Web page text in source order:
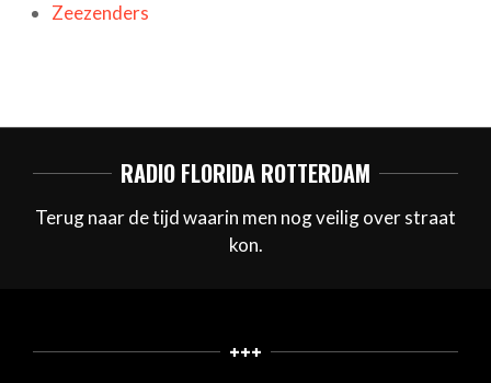
Zeezenders
RADIO FLORIDA ROTTERDAM
Terug naar de tijd waarin men nog veilig over straat
kon.
+++